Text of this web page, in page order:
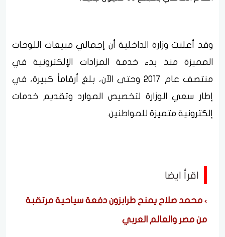
وقد أعلنت وزارة الداخلية أن إجمالي مبيعات اللوحات
المميزة منذ بدء خدمة المزادات الإلكترونية في
منتصف عام 2017 وحتى الآن، بلغ أرقاماً كبيرة، في
إطار سعي الوزارة لتخصيص الموارد وتقديم خدمات
إلكترونية متميزة للمواطنين.
اقرأ ايضا
محمد صلاح يمنح طرابزون دفعة سياحية مرتقبة
من مصر والعالم العربي